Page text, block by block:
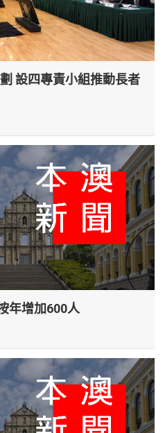
設四專責小組推動長者
年增加600人